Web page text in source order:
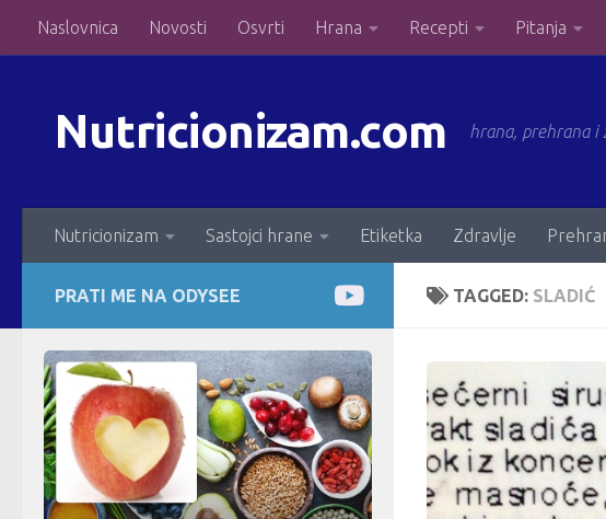
Skip to content
Naslovnica Novosti Osvrti Hrana Recepti Pitanja
Nutricionizam.com hrana, prehrana i
Nutricionizam Sastojci hrane Etiketka Zdravlje
TAGGED: SLADIĆ
PRATI ME NA ODYSEE